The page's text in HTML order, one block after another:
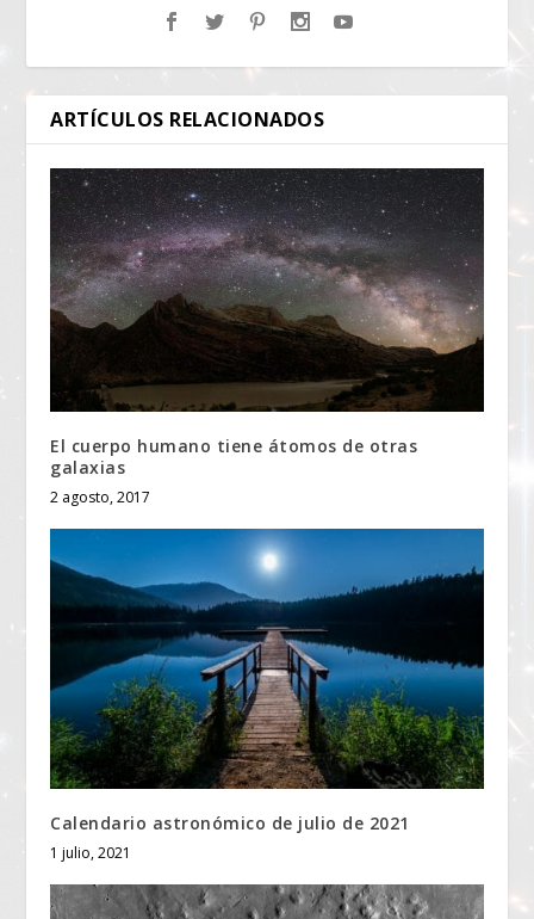
ARTÍCULOS RELACIONADOS
El cuerpo humano tiene átomos de otras
galaxias
2 agosto, 2017
Calendario astronómico de julio de 2021
1 julio, 2021